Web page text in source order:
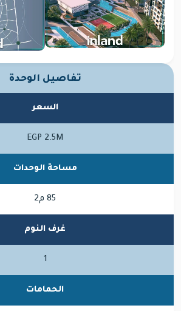
تفاصيل الوحدة
السعر
EGP 2.5M
مساحة الوحدات
85 م2
غرف النوم
1
الحمامات